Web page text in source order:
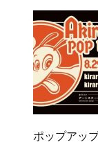
ポップアッ